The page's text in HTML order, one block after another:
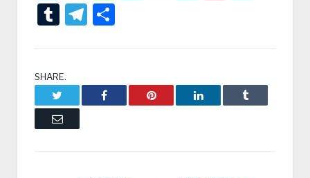
TumblrTelegram
SHARE.
Facebook Pinterest LinkedIn Tumblr
Email